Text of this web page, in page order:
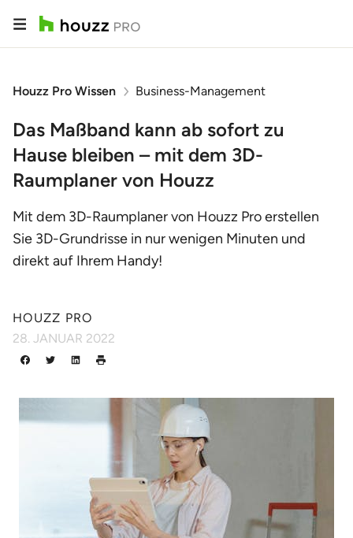
Houzz Pro Wissen Business-Management
Das Maßband kann ab sofort zu
Hause bleiben – mit dem 3D-
Raumplaner von Houzz
Mit dem 3D-Raumplaner von Houzz Pro erstellen
Sie 3D-Grundrisse in nur wenigen Minuten und
direkt auf Ihrem Handy!
HOUZZ PRO
28. JANUAR 2022